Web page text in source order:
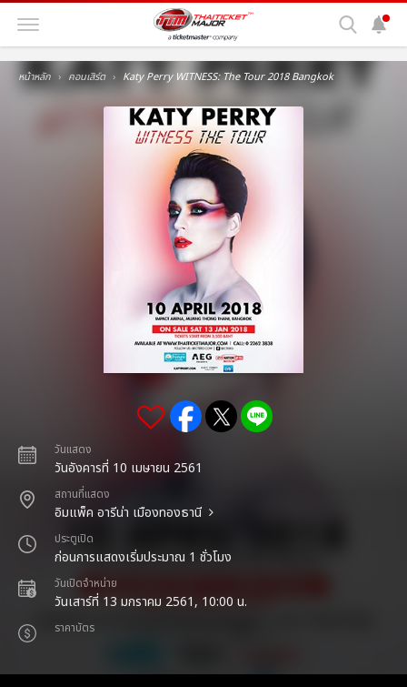
หน้าหลัก คอนเสิร์ต Katy Perry WITNESS: The Tour 2018 Bangkok
วันแสดง
วันอังคารที่ 10 เมษายน 2561
สถานที่แสดง
อิมแพ็ค อารีน่า เมืองทองธานี
ประตูเปิด
ก่อนการแสดงเริ่มประมาณ 1 ชั่วโมง
วันเปิดจำหน่าย
วันเสาร์ที่ 13 มกราคม 2561, 10:00 น.
ราคาบัตร